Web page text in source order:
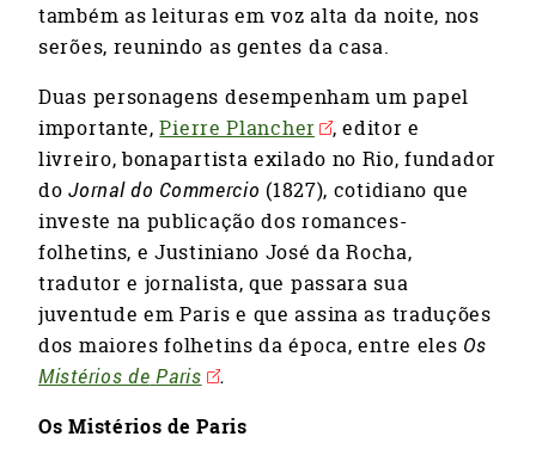
também as leituras em voz alta da noite, nos
serões, reunindo as gentes da casa.
Duas personagens desempenham um papel
importante,Pierre Plancher
, editor e
livreiro, bonapartista exilado no Rio, fundador
doJornal do Commercio (1827), cotidiano que
investe na publicação dos romances-
folhetins, e Justiniano José da Rocha,
tradutor e jornalista, que passara sua
juventude em Paris e que assina as traduções
dos maiores folhetins da época, entre eles Os
Mistérios de Paris
.
Os Mistérios de Paris